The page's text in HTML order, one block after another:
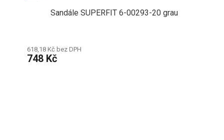
Sandále SUPERFIT 6-00293-20 grau
618,18 Kč bez DPH
748 Kč